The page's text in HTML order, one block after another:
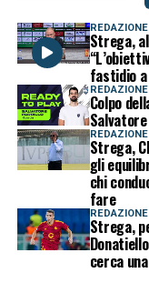
REDAZIONE
Strega,
fastidio
REDAZIONE
Colpo
REDAZIONE
Strega,
gli
chi
fare
REDAZIONE
Strega,
cerca